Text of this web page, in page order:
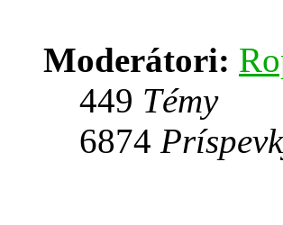
Moderátori:
449 Témy
6874